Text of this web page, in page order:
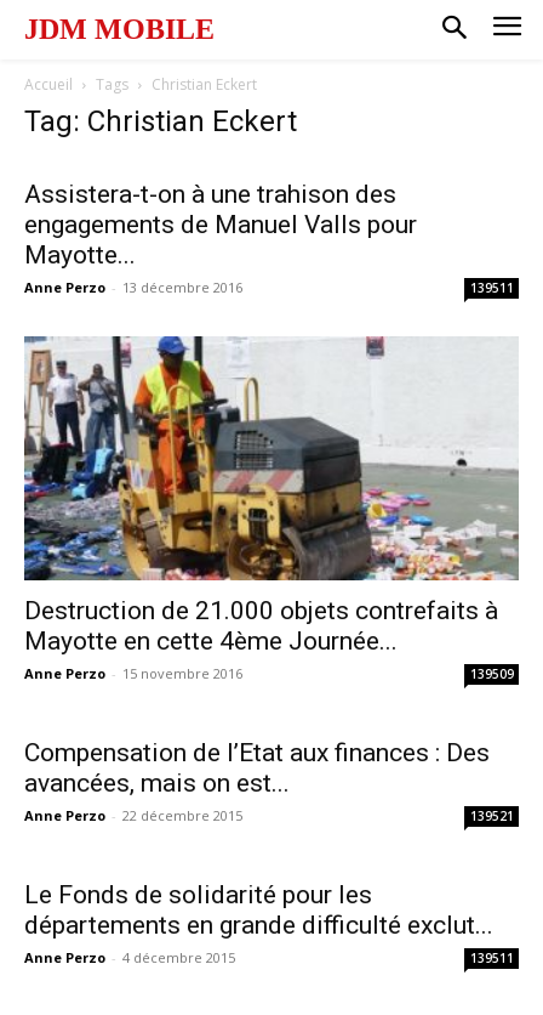
JDM MOBILE
Accueil Tags Christian Eckert
Tag: Christian Eckert
Assistera-t-on à une trahison des
engagements de Manuel Valls pour
Mayotte...
Anne Perzo - 13 décembre 2016 139511
Destruction de 21.000 objets contrefaits à
Mayotte en cette 4ème Journée...
Anne Perzo - 15 novembre 2016 139509
Compensation de l’Etat aux finances : Des
avancées, mais on est...
Anne Perzo - 22 décembre 2015 139521
Le Fonds de solidarité pour les
départements en grande difficulté exclut...
Anne Perzo - 4 décembre 2015 139511